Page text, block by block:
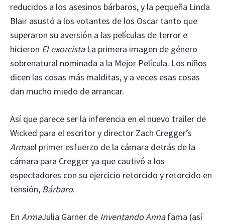
reducidos a los asesinos bárbaros, y la pequeña Linda
Blair asustó a los votantes de los Oscar tanto que
superaron su aversión a las películas de terror e
hicieron El exorcista La primera imagen de género
sobrenatural nominada a la Mejor Película. Los niños
dicen las cosas más malditas, y a veces esas cosas
dan mucho miedo de arrancar.
Así que parece ser la inferencia en el nuevo trailer de
Wicked para el escritor y director Zach Cregger’s
Armael primer esfuerzo de la cámara detrás de la
cámara para Cregger ya que cautivó a los
espectadores con su ejercicio retorcido y retorcido en
tensión, Bárbaro.
En ArmaJulia Garner de Inventando Annafama (así